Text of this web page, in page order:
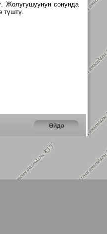
Жолугушуунун соңунда
түштү.
Өйдө